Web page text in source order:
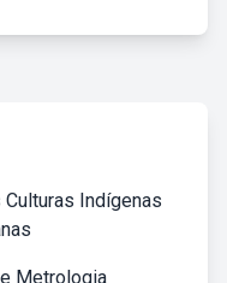
Indígenas
Metrologia